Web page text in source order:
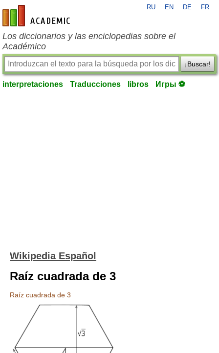
es-academic.com
RU EN DE FR
Los diccionarios y las enciclopedias sobre el
Académico
¡Buscar!
interpretaciones Traducciones libros Игры ⚽
Wikipedia Español
Raíz cuadrada de 3
Raíz cuadrada de 3